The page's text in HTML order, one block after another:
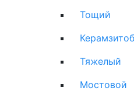
Тощий
Тяжелый
Мостовой